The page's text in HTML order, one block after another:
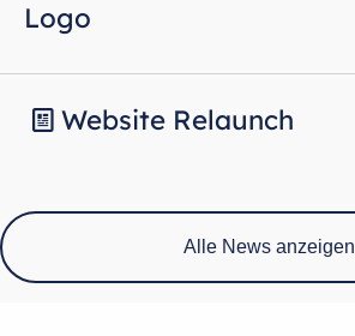
Logo
 Website Relaunch
Alle News anzeigen